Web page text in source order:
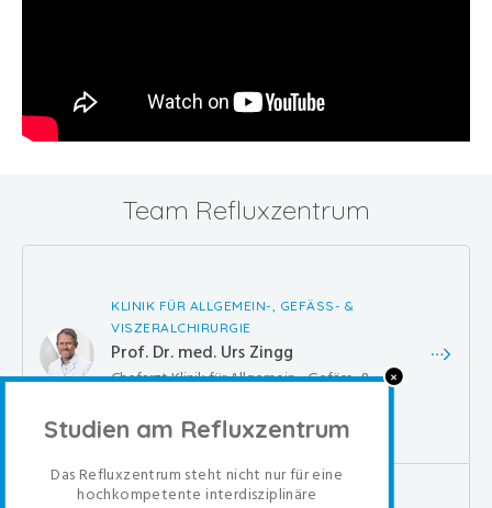
Team Refluxzentrum
KLINIK FÜR ALLGEMEIN-, GEFÄSS- &
VISZERALCHIRURGIE
Prof. Dr. med. Urs Zingg
Chefarzt Klinik für Allgemein-, Gefäss- &
✕
Studien am Refluxzentrum
Das Refluxzentrum steht nicht nur für eine
hochkompetente interdisziplinäre